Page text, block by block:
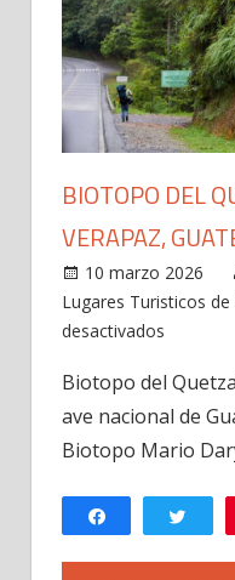
BIOTOPO DEL
VERAPAZ,
10 marzo 2026
Lugares Turisticos
desactivados
del
Quetzal
en
Verapaz,
Biotopo del
ave nacional de
Biotopo Mario
Compartir